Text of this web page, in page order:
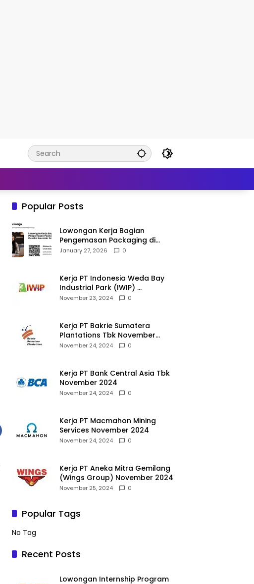
Popular Posts
Lowongan Kerja Bagian
Pengemasan Packaging di
Pusaka Souvenir Gallery
January 27, 2026 0
Kerja PT Indonesia Weda Bay
Industrial Park (IWIP)
November 2024
November 23, 2024 0
Kerja PT Bakrie Sumatera
Plantations Tbk November
2024
November 24, 2024 0
Kerja PT Bank Central Asia Tbk
November 2024
November 24, 2024 0
Kerja PT Macmahon Mining
Services November 2024
November 24, 2024 0
Kerja PT Aneka Mitra Gemilang
(Wings Group) November 2024
November 25, 2024 0
Popular Tags
No Tag
Recent Posts
Lowongan Internship Program